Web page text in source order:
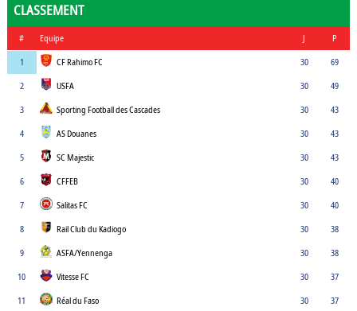
CLASSEMENT
# Equipe J
P
1
CF Rahimo FC 30
69
2
USFA 30
49
3
Sporting Football des Cascades 30
43
4
AS Douanes 30
43
5
SC Majestic 30
43
6
CFFEB 30
40
7
Salitas FC 30
40
8
Rail Club du Kadiogo 30
38
9
ASFA/Yennenga 30
38
10
Vitesse FC 30
37
11
Réal du Faso 30
37